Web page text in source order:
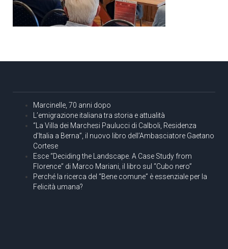
Marcinelle, 70 anni dopo
L’emigrazione italiana tra storia e attualità
“La Villa dei Marchesi Paulucci di Calboli, Residenza
d’Italia a Berna”, il nuovo libro dell’Ambasciatore Gaetano
Cortese
Esce “Deciding the Landscape. A Case Study from
Florence” di Marco Mariani, il libro sul “Cubo nero”
Perché la ricerca del “Bene comune” è essenziale per la
Felicità umana?